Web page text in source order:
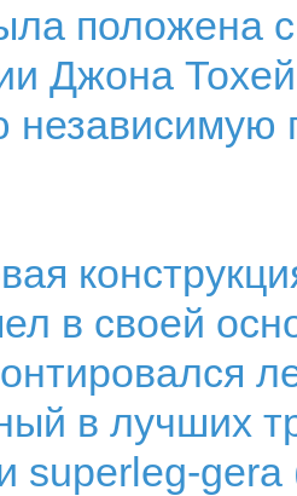
положена
Джона
в своей
в лучших
superleg-